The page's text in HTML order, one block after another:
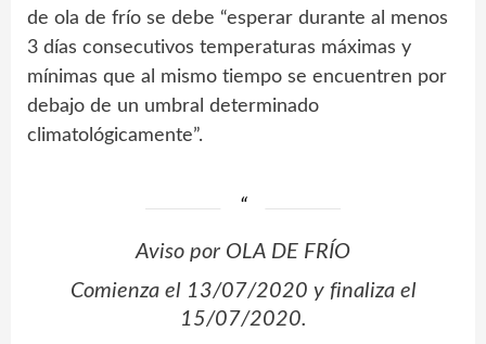
de ola de frío se debe “esperar durante al menos
3 días consecutivos temperaturas máximas y
mínimas que al mismo tiempo se encuentren por
debajo de un umbral determinado
climatológicamente”.
Aviso por OLA DE FRÍO
Comienza el 13/07/2020 y finaliza el
15/07/2020.